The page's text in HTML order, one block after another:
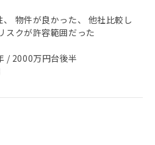
物件が良かった、 他社比較し
スクが許容範囲だった
/ 2000万円台後半